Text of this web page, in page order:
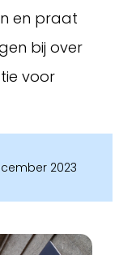
en praat
bij over
voor
2023